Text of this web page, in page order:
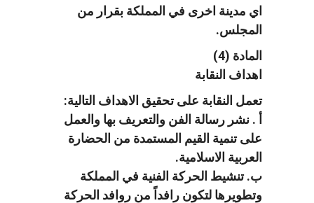
اي مدينة اخرى في المملكة بقرار من
المجلس.
المادة (4)
اهداف النقابة
تعمل النقابة على تحقيق الاهداف التالية:
أ . نشر رسالة الفن والتعريف بها والعمل
على تنمية القيم المستمدة من الحضارة
العربية الاسلامية.
ب. تنشيط الحركة الفنية في المملكة
وتطويرها لتكون رافداً من روافد الحركة